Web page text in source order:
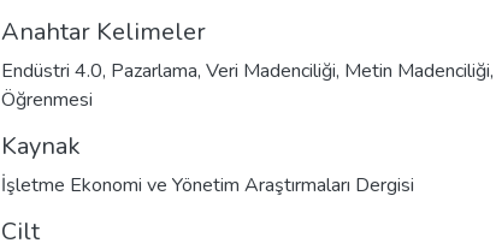
Anahtar Kelimeler
Endüstri 4.0, Pazarlama, Veri Madenciliği, Metin Madenciliği,
Öğrenmesi
Kaynak
İşletme Ekonomi ve Yönetim Araştırmaları Dergisi
Cilt